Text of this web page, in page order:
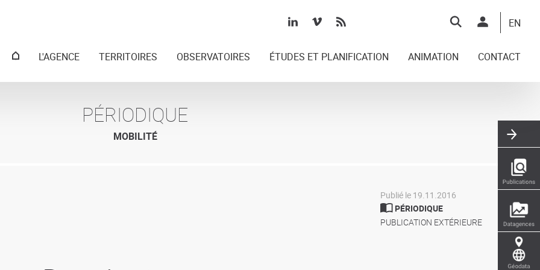
Top
EN
MenuL'AGENCE TERRITOIRES OBSERVATOIRES ÉTUDES ET PLANIFICATION ANIMATION CONTACT
PÉRIODIQUE
MOBILITÉ
Publié le 19.11.2016
PÉRIODIQUE
PUBLICATION EXTÉRIEURE